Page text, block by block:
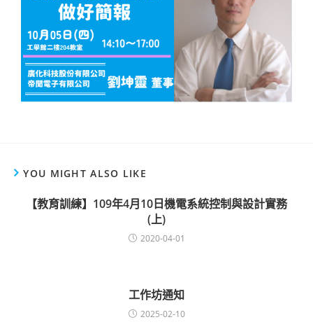
YOU MIGHT ALSO LIKE
【教育訓練】109年4月10日機電系統控制與設計實務
(上)
2020-04-01
工作坊通知
2025-02-10